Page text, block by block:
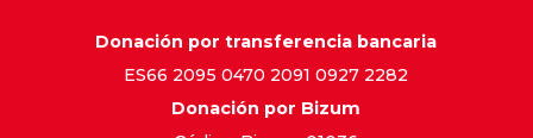
Donación por transferencia bancaria
ES66 2095 0470 2091 0927 2282
Donación por Bizum